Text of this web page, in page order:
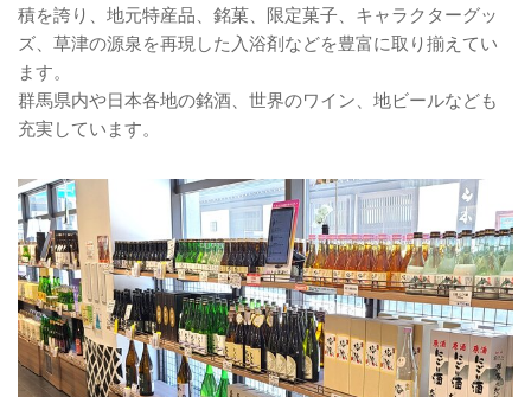
積を誇り、地元特産品、銘菓、限定菓子、キャラクターグッ
ズ、草津の源泉を再現した入浴剤などを豊富に取り揃えてい
ます。
群馬県内や日本各地の銘酒、世界のワイン、地ビールなども
充実しています。